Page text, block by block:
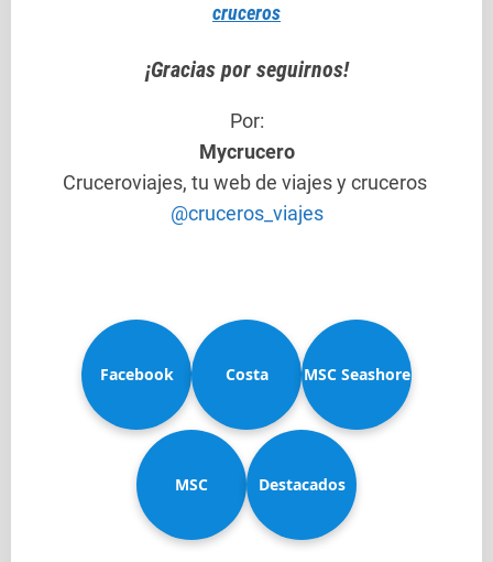
cruceros
¡Gracias por seguirnos!
Por:
Mycrucero
Cruceroviajes, tu web de viajes y cruceros
@cruceros_viajes
Facebook Costa
Diadema
MSC Seashore
MSC Destacados